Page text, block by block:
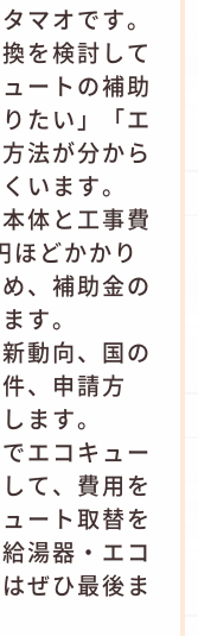
マオです。
を検討して
ートの補助
たい」「エ
法が分から
います。
体と工事費
ほどかかり
、補助金の
す。
動向、国の
、申請方
ます。
エコキュー
て、費用を
ート取替を
湯器・エコ
ぜひ最後ま